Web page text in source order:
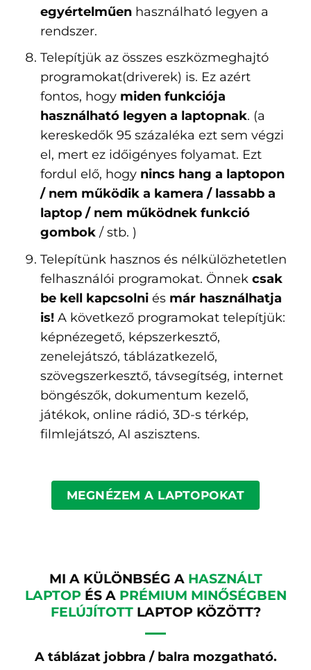
egyértelműenhasználható legyen a
rendszer.
Telepítjük az összes eszközmeghajtó
programokat(driverek) is. Ez azért
fontos, hogy miden funkciója
használható legyen a laptopnak. (a
kereskedők 95 százaléka ezt sem végzi
el, mert ez időigényes folyamat. Ezt
fordul elő, hogy nincs hang a laptopon
/ nem működik a kamera / lassabb a
laptop / nem működnek funkció
gombok/ stb. )
Telepítünk hasznos és nélkülözhetetlen
felhasználói programokat. Önnek csak
be kell kapcsolniés már használhatja
is! A következő programokat telepítjük:
képnézegető, képszerkesztő,
zenelejátszó, táblázatkezelő,
szövegszerkesztő, távsegítség, internet
böngészők, dokumentum kezelő,
játékok, online rádió, 3D-s térkép,
filmlejátszó, AI aszisztens.
MEGNÉZEM A LAPTOPOKAT
MI A KÜLÖNBSÉG A HASZNÁLT
LAPTOP ÉS A PRÉMIUM MINŐSÉGBEN
FELÚJÍTOTTLAPTOP KÖZÖTT?
A táblázat jobbra / balra mozgatható.